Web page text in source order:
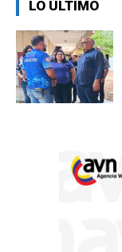
LO ÚLTIMO